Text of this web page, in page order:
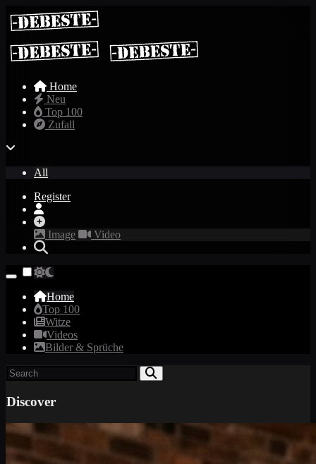
Home
Neu
Top 100
Zufall
All
Register
Image Video
Home
Top 100
Witze
Videos
Bilder & Sprüche
Discover